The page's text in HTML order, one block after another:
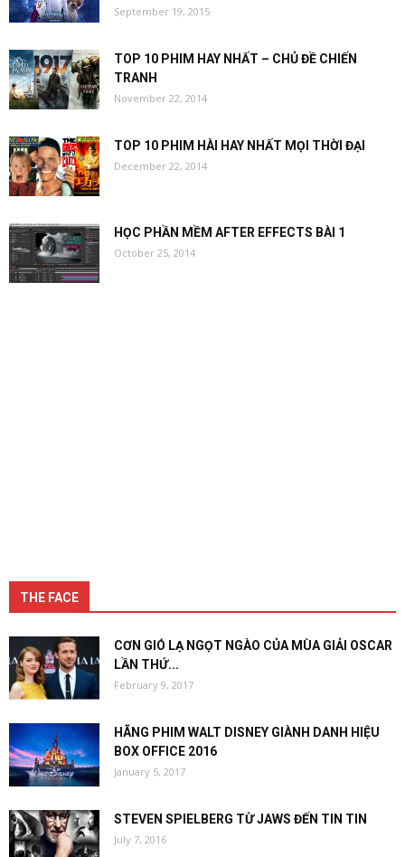
September 19, 2015
TOP 10 PHIM HAY NHẤT – CHỦ ĐỀ CHIẾN
TRANH
November 22, 2014
TOP 10 PHIM HÀI HAY NHẤT MỌI THỜI ĐẠI
December 22, 2014
HỌC PHẦN MỀM AFTER EFFECTS BÀI 1
October 25, 2014
THE FACE
CƠN GIÓ LẠ NGỌT NGÀO CỦA MÙA GIẢI OSCAR
LẦN THỨ...
February 9, 2017
HÃNG PHIM WALT DISNEY GIÀNH DANH HIỆU
BOX OFFICE 2016
January 5, 2017
STEVEN SPIELBERG TỪ JAWS ĐẾN TIN TIN
July 7, 2016